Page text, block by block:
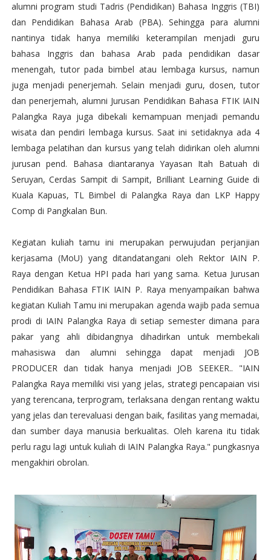
alumni program studi Tadris (Pendidikan) Bahasa Inggris (TBI)
dan Pendidikan Bahasa Arab (PBA). Sehingga para alumni
nantinya tidak hanya memiliki keterampilan menjadi guru
bahasa Inggris dan bahasa Arab pada pendidikan dasar
menengah, tutor pada bimbel atau lembaga kursus, namun
juga menjadi penerjemah. Selain menjadi guru, dosen, tutor
dan penerjemah, alumni Jurusan Pendidikan Bahasa FTIK IAIN
Palangka Raya juga dibekali kemampuan menjadi pemandu
wisata dan pendiri lembaga kursus. Saat ini setidaknya ada 4
lembaga pelatihan dan kursus yang telah didirikan oleh alumni
jurusan pend. Bahasa diantaranya Yayasan Itah Batuah di
Seruyan, Cerdas Sampit di Sampit, Brilliant Learning Guide di
Kuala Kapuas, TL Bimbel di Palangka Raya dan LKP Happy
Comp di Pangkalan Bun.
Kegiatan kuliah tamu ini merupakan perwujudan perjanjian
kerjasama (MoU) yang ditandatangani oleh Rektor IAIN P.
Raya dengan Ketua HPI pada hari yang sama. Ketua Jurusan
Pendidikan Bahasa FTIK IAIN P. Raya menyampaikan bahwa
kegiatan Kuliah Tamu ini merupakan agenda wajib pada semua
prodi di IAIN Palangka Raya di setiap semester dimana para
pakar yang ahli dibidangnya dihadirkan untuk membekali
mahasiswa dan alumni sehingga dapat menjadi JOB
PRODUCER dan tidak hanya menjadi JOB SEEKER.. "IAIN
Palangka Raya memiliki visi yang jelas, strategi pencapaian visi
yang terencana, terprogram, terlaksana dengan rentang waktu
yang jelas dan terevaluasi dengan baik, fasilitas yang memadai,
dan sumber daya manusia berkualitas. Oleh karena itu tidak
perlu ragu lagi untuk kuliah di IAIN Palangka Raya." pungkasnya
mengakhiri obrolan.